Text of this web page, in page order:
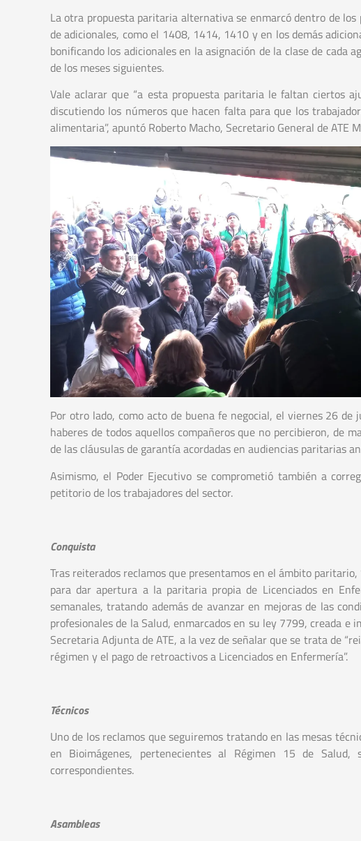
La otra propuesta paritaria alternativa se enmarcó dentro de
de adicionales, como el 1408, 1414, 1410 y en los demás
bonificando los adicionales en la asignación de la clase de cada
de los meses siguientes.
Vale aclarar que “a esta propuesta paritaria le faltan ciertos
discutiendo los números que hacen falta para que los
alimentaria”, apuntó Roberto Macho, Secretario General de ATE
Por otro lado, como acto de buena fe negocial, el viernes 26
haberes de todos aquellos compañeros que no percibieron, de
de las cláusulas de garantía acordadas en audiencias paritarias
Asimismo, el Poder Ejecutivo se comprometió también a
petitorio de los trabajadores del sector.
Conquista
Tras reiterados reclamos que presentamos en el ámbito
para dar apertura a la paritaria propia de Licenciados en
semanales, tratando además de avanzar en mejoras de las
profesionales de la Salud, enmarcados en su ley 7799, creada e
Secretaria Adjunta de ATE, a la vez de señalar que se trata de
régimen y el pago de retroactivos a Licenciados en Enfermería”.
Técnicos
Uno de los reclamos que seguiremos tratando en las mesas
en Bioimágenes, pertenecientes al Régimen 15 de
correspondientes.
Asambleas